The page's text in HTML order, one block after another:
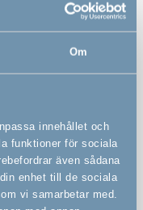
Om
innehållet och
funktioner för sociala
även sådana
enhet till de sociala
vi samarbetar med.